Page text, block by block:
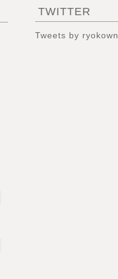
TWITTER
Tweets by ryokown